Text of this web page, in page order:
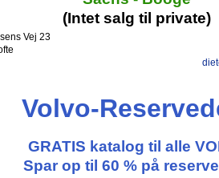
(Intet salg til private)
Vej 23
Volvo-
GRATIS katalog til alle
Spar op til 60 % på